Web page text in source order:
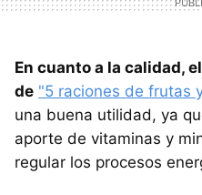
En cuanto a la calidad,
de "5 raciones de frutas
una buena utilidad, ya
aporte de vitaminas y
regular los procesos